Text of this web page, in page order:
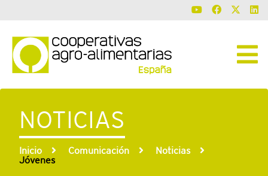
NOTICIAS
Inicio Comunicación
Noticias
Jóvenes